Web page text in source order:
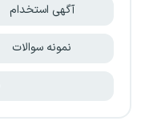
آگهی استخدام
نمونه سوالات